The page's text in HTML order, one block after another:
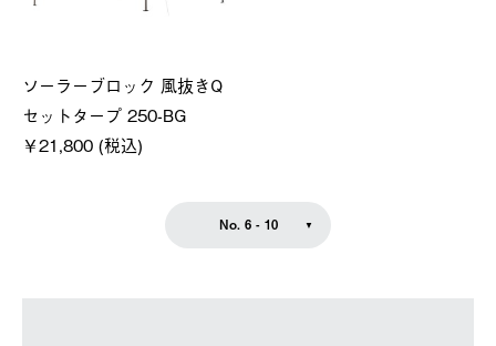
ソーラーブロック 風抜きQ
セットタープ 250-BG
￥21,800 (税込)
No. 6 - 10